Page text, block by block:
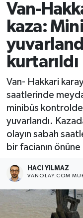
Van-
kaza:
kurtarıldı
Van- Hakkari
saatlerinde
minibüs
yuvarlandı.
olayın sabah
bir facianın
HACI YILMAZ
VANOLAY.COM
Ekonomi
Sağlık
Bilim &
Dünya
RESMİ
Van Trafik
Süper Lig
Son Dakika
Haber Arşivi